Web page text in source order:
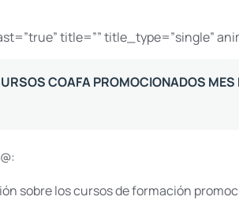
title=”” title_type=”single”
COAFA PROMOCIONADOS MES
sobre los cursos de formación